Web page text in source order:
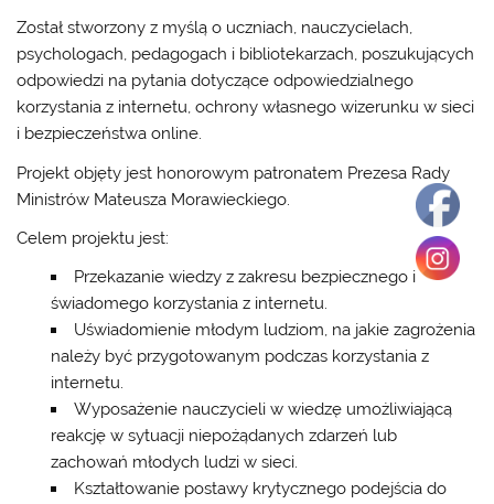
Został stworzony z myślą o uczniach, nauczycielach,
psychologach, pedagogach i bibliotekarzach, poszukujących
odpowiedzi na pytania dotyczące odpowiedzialnego
korzystania z internetu, ochrony własnego wizerunku w sieci
i bezpieczeństwa online.
Projekt objęty jest honorowym patronatem Prezesa Rady
Ministrów Mateusza Morawieckiego.
Celem projektu jest:
Przekazanie wiedzy z zakresu bezpiecznego i
świadomego korzystania z internetu.
Uświadomienie młodym ludziom, na jakie zagrożenia
należy być przygotowanym podczas korzystania z
internetu.
Wyposażenie nauczycieli w wiedzę umożliwiającą
reakcję w sytuacji niepożądanych zdarzeń lub
zachowań młodych ludzi w sieci.
Kształtowanie postawy krytycznego podejścia do